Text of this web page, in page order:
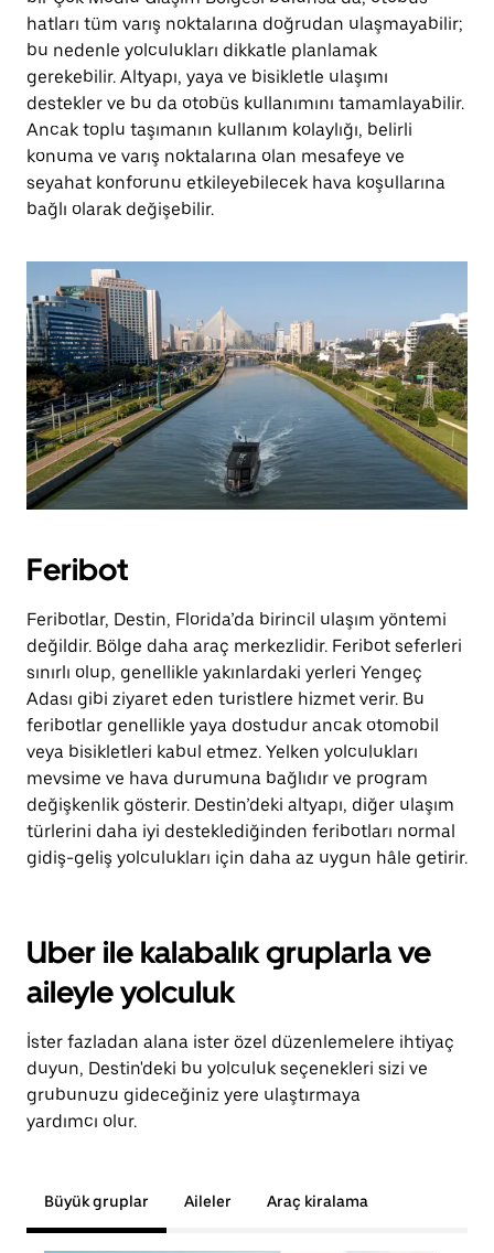
hatları tüm varış noktalarına doğrudan ulaşmayabilir;
bu nedenle yolculukları dikkatle planlamak
gerekebilir. Altyapı, yaya ve bisikletle ulaşımı
destekler ve bu da otobüs kullanımını tamamlayabilir.
Ancak toplu taşımanın kullanım kolaylığı, belirli
konuma ve varış noktalarına olan mesafeye ve
seyahat konforunu etkileyebilecek hava koşullarına
bağlı olarak değişebilir.
Feribot
Feribotlar, Destin, Florida’da birincil ulaşım yöntemi
değildir. Bölge daha araç merkezlidir. Feribot seferleri
sınırlı olup, genellikle yakınlardaki yerleri Yengeç
Adası gibi ziyaret eden turistlere hizmet verir. Bu
feribotlar genellikle yaya dostudur ancak otomobil
veya bisikletleri kabul etmez. Yelken yolculukları
mevsime ve hava durumuna bağlıdır ve program
değişkenlik gösterir. Destin’deki altyapı, diğer ulaşım
türlerini daha iyi desteklediğinden feribotları normal
gidiş-geliş yolculukları için daha az uygun hâle getirir.
Uber ile kalabalık gruplarla ve
aileyle yolculuk
İster fazladan alana ister özel düzenlemelere ihtiyaç
duyun, Destin'deki bu yolculuk seçenekleri sizi ve
grubunuzu gideceğiniz yere ulaştırmaya
yardımcı olur.
Büyük gruplar Aileler Araç kiralama